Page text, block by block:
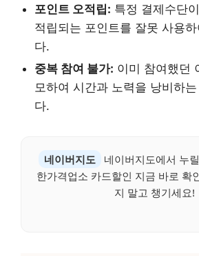
포인트 오적립: 특정 결제수단
적립되는 포인트를 잘못 사용
다.
중복 참여 불가: 이미 참여했던
모하여 시간과 노력을 낭비하
다.
네이버지도
네이버지도에서 누
한가격업소 카드할인 지금 바로 확
지 말고 챙기세요!